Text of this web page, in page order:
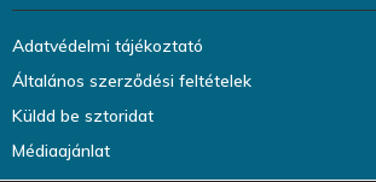
Adatvédelmi tájékoztató
Általános szerződési feltételek
Küldd be sztoridat
Médiaajánlat